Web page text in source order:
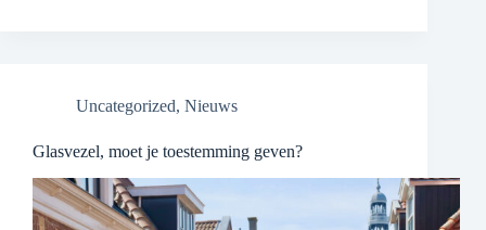
Uncategorized, Nieuws
Glasvezel, moet je toestemming geven?